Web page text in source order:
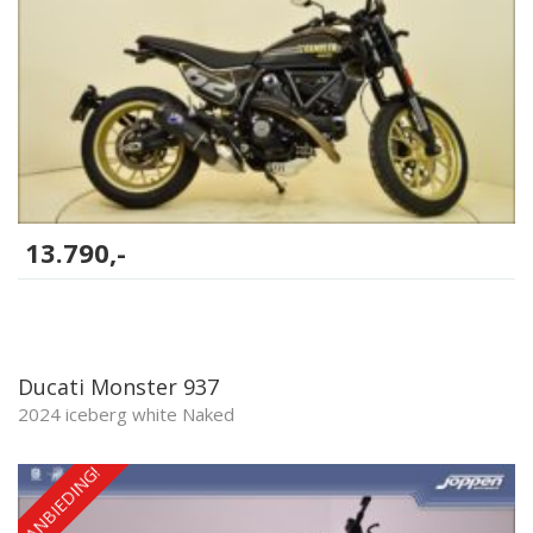
13.790,-
Ducati Monster 937
2024 iceberg white Naked
AANBIEDING!